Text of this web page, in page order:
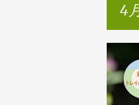
4
投
稿
ト
源